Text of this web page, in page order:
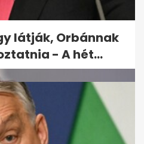
Hivatal
látják, Orbánnak
- A hét...